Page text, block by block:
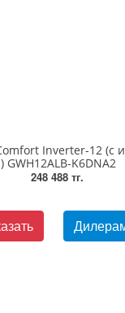
Inverter-12 (с
GWH12ALB-K6DNA2
248 488 тг.